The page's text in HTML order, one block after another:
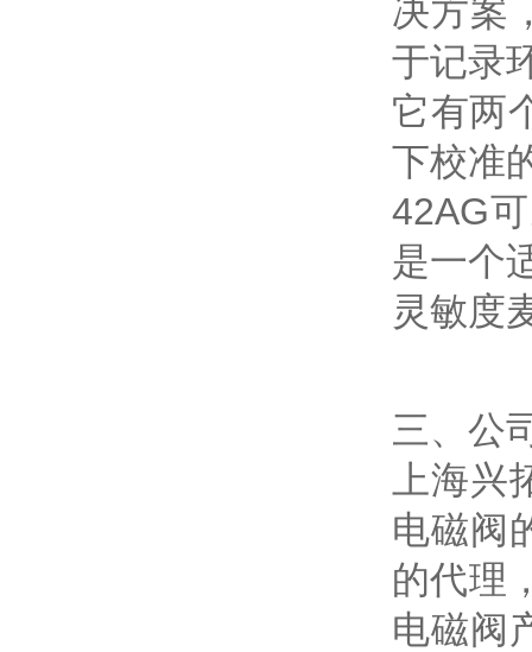
决方案
于记录
它有两
下校准
42AG
是一个
灵敏度
三、公
上海
电磁阀
的代理
电磁阀